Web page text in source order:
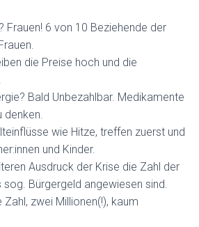
Frauen! 6 von 10 Beziehende der
die Preise hoch und die
Bald Unbezahlbar. Medikamente
denken.
wie Hitze, treffen zuerst und
und Kinder.
Ausdruck der Krise die Zahl der
sog. Bürgergeld angewiesen sind.
zwei Millionen(!), kaum